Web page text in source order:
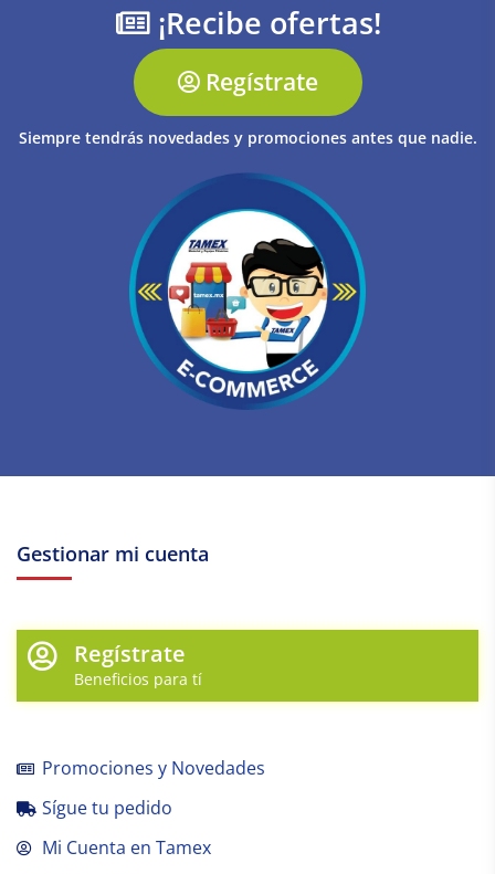
¡Recibe ofertas!
Regístrate
Siempre tendrás novedades y promociones antes que nadie.
Gestionar mi cuenta
Regístrate
Beneficios para tí
Promociones y Novedades
Sígue tu pedido
Mi Cuenta en Tamex